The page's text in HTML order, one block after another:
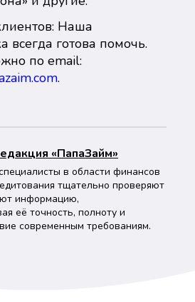
Наша
всегда готова помочь.
по email:
.
«ПапаЗайм»
в области финансов
тщательно проверяют
информацию,
её точность, полноту и
современным требованиям.